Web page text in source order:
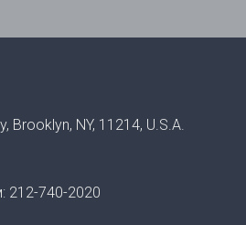
Brooklyn, NY, 11214, U.S.A.
212-740-2020